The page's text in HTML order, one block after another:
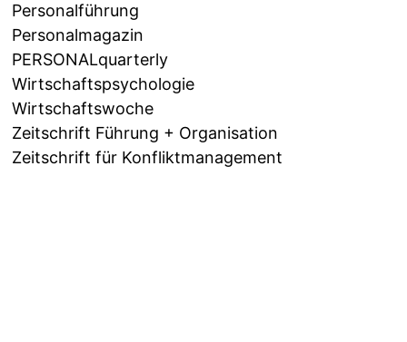
Personalführung
Personalmagazin
PERSONALquarterly
Wirtschaftspsychologie
Wirtschaftswoche
Zeitschrift Führung + Organisation
Zeitschrift für Konfliktmanagement